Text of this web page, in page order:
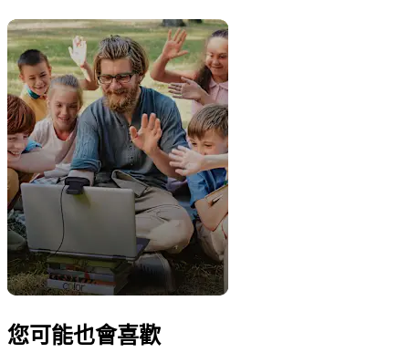
您可能也會喜歡